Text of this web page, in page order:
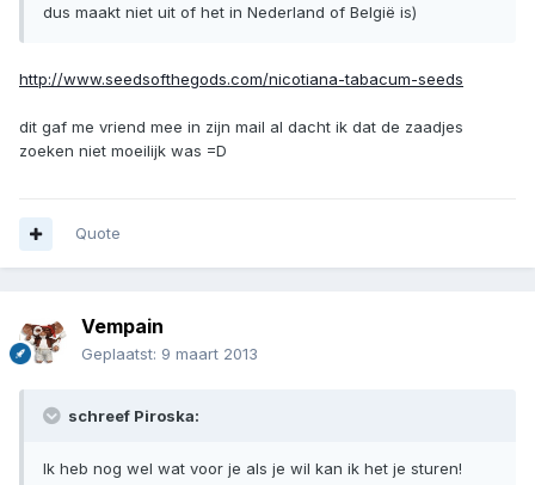
dus maakt niet uit of het in Nederland of België is)
http://www.seedsofthegods.com/nicotiana-tabacum-seeds
dit gaf me vriend mee in zijn mail al dacht ik dat de zaadjes
zoeken niet moeilijk was =D
Quote
Vempain
Geplaatst: 9 maart 2013
schreef Piroska:
Ik heb nog wel wat voor je als je wil kan ik het je sturen!